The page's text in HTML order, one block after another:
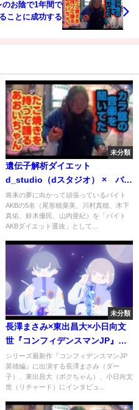
のお陰で1年間で
ことに成功する
未分類
遺伝子解析ダイエット
d_studio（dスタジオ） × バイ
トAKBダイエット選抜 /
AKB48[公式]
将来の夢に向かって頑張っているバイト
AKBの5名（尾形穂菜美、川村真穂、木下
真佑、鈴木優民、山内亜紀）を「バイト
AKBダイエット選抜」として...
未分類
長澤まさみ×東出昌大×小日向文
世『コンフィデンスマンJP』座
談会！
シリーズ最新作『コンフィデンスマンJP
英雄編』に出演する長澤まさみ（ダー
子）、東出昌大（ボクちゃん）、小日向文
世（リチャード）にインタビュ...